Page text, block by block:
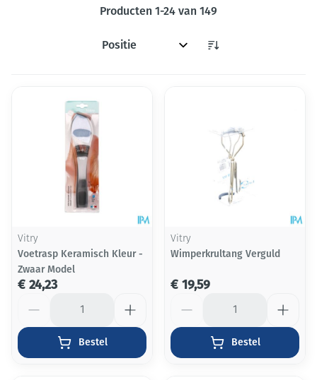
Producten 1-24 van 149
Sorteer op:
Vitry
Voetrasp Keramisch Kleur -
Zwaar Model
€ 24,23
Bestel
Vitry
Wimperkrultang Verguld
€ 19,59
Bestel